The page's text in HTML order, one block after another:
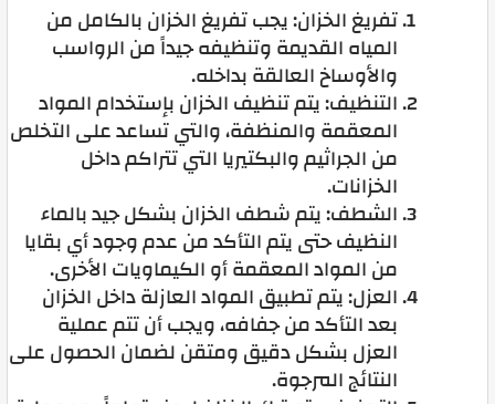
تفريغ الخزان: يجب تفريغ الخزان بالكامل من
المياه القديمة وتنظيفه جيداً من الرواسب
والأوساخ العالقة بداخله.
التنظيف: يتم تنظيف الخزان بإستخدام المواد
المعقمة والمنظفة، والتي تساعد على التخلص
من الجراثيم والبكتيريا التي تتراكم داخل
الخزانات.
الشطف: يتم شطف الخزان بشكل جيد بالماء
النظيف حتى يتم التأكد من عدم وجود أي بقايا
من المواد المعقمة أو الكيماويات الأخرى.
العزل: يتم تطبيق المواد العازلة داخل الخزان
بعد التأكد من جفافه، ويجب أن تتم عملية
العزل بشكل دقيق ومتقن لضمان الحصول على
النتائج المرجوة.